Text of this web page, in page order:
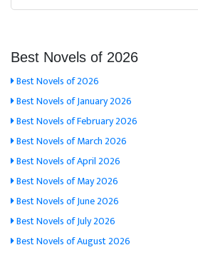
Best Novels of 2026
Best Novels of 2026
Best Novels of January 2026
Best Novels of February 2026
Best Novels of March 2026
Best Novels of April 2026
Best Novels of May 2026
Best Novels of June 2026
Best Novels of July 2026
Best Novels of August 2026